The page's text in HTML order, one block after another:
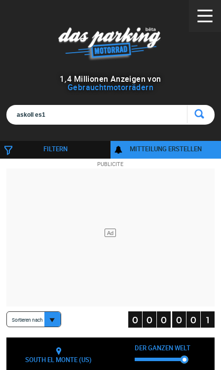
1 ,4 Millionen Anzeigen von
Gebrauchtmotorrädern
FILTERN MITTEILUNG ERSTELLEN
Sortieren nach
SOUTH EL MONTE (US)
DER GANZEN WELT